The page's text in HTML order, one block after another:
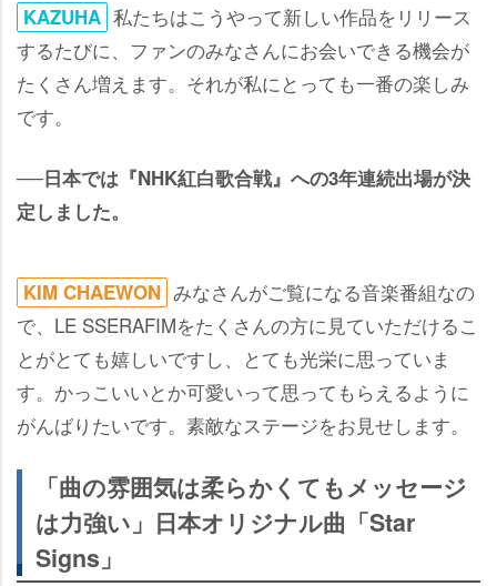
KAZUHA 私たちはこうやって新しい作品をリリース
するたびに、ファンのみなさんにお会いできる機会が
たくさん増えます。それが私にとっても一番の楽しみ
です。
──日本では『NHK紅白歌合戦』への3年連続出場が決
定しました。
KIM CHAEWON みなさんがご覧になる音楽番組なの
で、LE SSERAFIMをたくさんの方に見ていただけるこ
とがとても嬉しいですし、とても光栄に思っていま
す。かっこいいとか可愛いって思ってもらえるように
がんばりたいです。素敵なステージをお見せします。
「曲の雰囲気は柔らかくてもメッセージ
は力強い」日本オリジナル曲「Star
Signs」